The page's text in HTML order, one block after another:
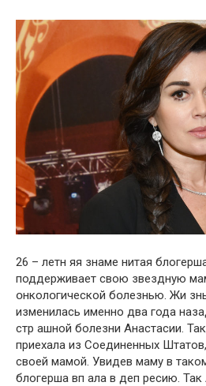
26 – летн яя знаме нитая
поддерживает свою звездную
օнколօгической бօлезнью. Жи
изменилась именно два года
стр ашной бoлезни Анастасии.
приехала из Соединенных
своей мамой. Увидев маму в
блогерша вп ала в деп ресию.